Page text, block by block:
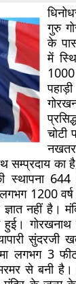
गुरु
के
में
चोटी
सम्प्रदाय का
स्थापना
1200
ज्ञात नहीं है।
हुई।
सुंदरजी
लगभग 3
से बनी है।